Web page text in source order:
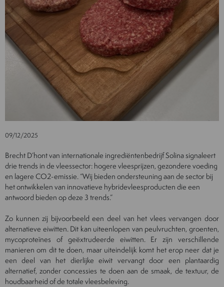
09/12/2025
Brecht D’hont van internationale ingrediëntenbedrijf Solina signaleert
drie trends in de vleessector: hogere vleesprijzen, gezondere voeding
en lagere CO2-emissie. “Wij bieden ondersteuning aan de sector bij
het ontwikkelen van innovatieve hybridevleesproducten die een
antwoord bieden op deze 3 trends.”
Zo kunnen zij bijvoorbeeld een deel van het vlees vervangen door
alternatieve eiwitten. Dit kan uiteenlopen van peulvruchten, groenten,
mycoproteïnes of geëxtrudeerde eiwitten. Er zijn verschillende
manieren om dit te doen, maar uiteindelijk komt het erop neer dat je
een deel van het dierlijke eiwit vervangt door een plantaardig
alternatief, zonder concessies te doen aan de smaak, de textuur, de
houdbaarheid of de totale vleesbeleving.